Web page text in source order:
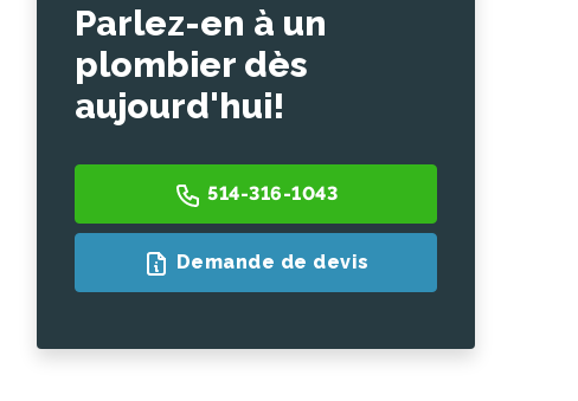
Parlez-en à un
plombier dès
aujourd'hui!
514-316-1043
Demande de devis